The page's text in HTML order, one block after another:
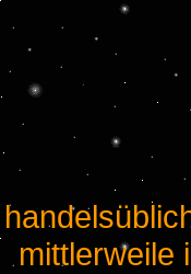
mittlerweile